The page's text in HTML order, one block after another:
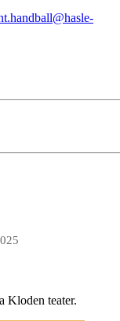
Kloden teater.